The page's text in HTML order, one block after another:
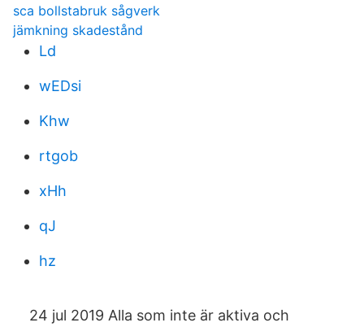
sca bollstabruk sågverk
jämkning skadestånd
Ld
wEDsi
Khw
rtgob
xHh
qJ
hz
24 jul 2019 Alla som inte är aktiva och